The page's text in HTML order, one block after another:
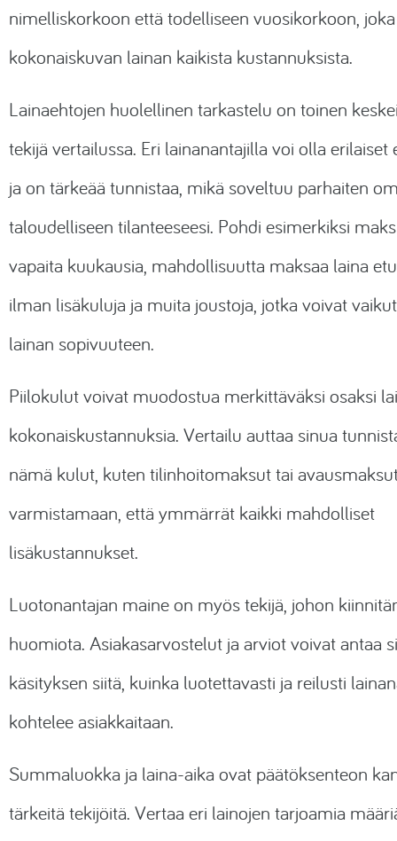
nimelliskorkoon että todelliseen vuosikorkoon,
kokonaiskuvan lainan kaikista kustannuksista.
Lainaehtojen huolellinen tarkastelu on toinen
tekijä vertailussa. Eri lainanantajilla voi olla erilaiset
ja on tärkeää tunnistaa, mikä soveltuu parhaiten
taloudelliseen tilanteeseesi. Pohdi esimerkiksi
vapaita kuukausia, mahdollisuutta maksaa laina
ilman lisäkuluja ja muita joustoja, jotka voivat
lainan sopivuuteen.
Piilokulut voivat muodostua merkittäväksi osaksi
kokonaiskustannuksia. Vertailu auttaa sinua
nämä kulut, kuten tilinhoitomaksut tai
varmistamaan, että ymmärrät kaikki mahdolliset
lisäkustannukset.
Luotonantajan maine on myös tekijä, johon
huomiota. Asiakasarvostelut ja arviot voivat antaa
käsityksen siitä, kuinka luotettavasti ja reilusti
kohtelee asiakkaitaan.
Summaluokka ja laina-aika ovat päätöksenteon
tärkeitä tekijöitä. Vertaa eri lainojen tarjoamia